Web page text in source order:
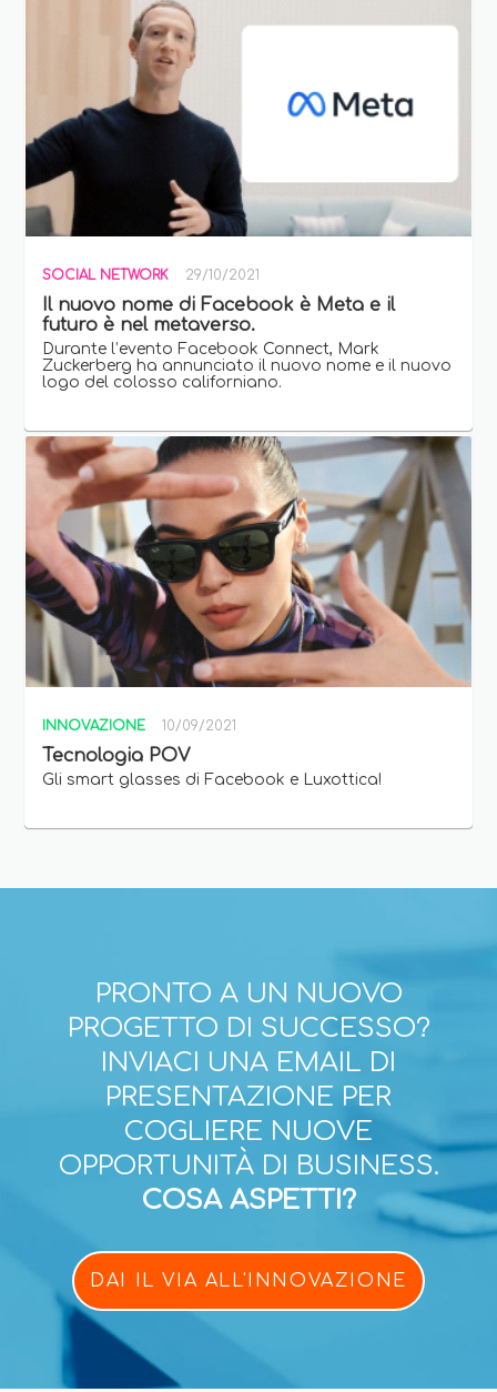
SOCIAL NETWORK 29/10/2021
Il nuovo nome di Facebook è Meta e il
futuro è nel metaverso.
Durante l’evento Facebook Connect, Mark
Zuckerberg ha annunciato il nuovo nome e il nuovo
logo del colosso californiano.
INNOVAZIONE 10/09/2021
Tecnologia POV
Gli smart glasses di Facebook e Luxottica!
PRONTO A UN NUOVO
PROGETTO DI SUCCESSO?
INVIACI UNA EMAIL DI
PRESENTAZIONE PER
COGLIERE NUOVE
OPPORTUNITÀ DI BUSINESS.
COSA ASPETTI?
DAI IL VIA ALL'INNOVAZIONE